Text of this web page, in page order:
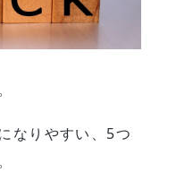
なりやすい、5つ